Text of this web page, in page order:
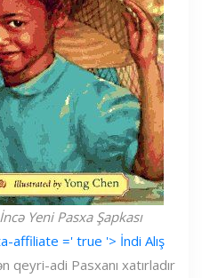
Yeni Pasxa Şapkası
affiliate =' true '> İndi Alış
qeyri-adi Pasxanı xatırladır